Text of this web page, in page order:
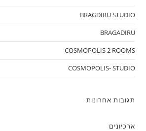
BRAGDIRU STUDIO
BRAGADIRU
COSMOPOLIS 2 ROOMS
COSMOPOLIS- STUDIO
תגובות אחרונות
ארכיונים